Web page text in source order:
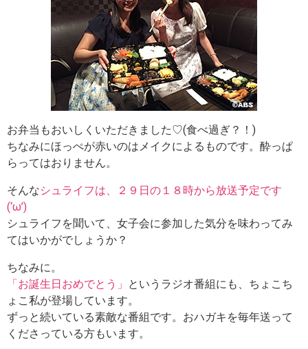
お弁当もおいしくいただきました♡(食べ過ぎ？！)
ちなみにほっぺが赤いのはメイクによるものです。酔っぱ
らってはおりません。
そんなシュライフは、２９日の１８時から放送予定です
(‘ω’)
シュライフを聞いて、女子会に参加した気分を味わってみ
てはいかがでしょうか？
ちなみに。
「お誕生日おめでとう」 というラジオ番組にも、ちょこち
ょこ私が登場しています。
ずっと続いている素敵な番組です。おハガキを毎年送って
くださっている方もいます。